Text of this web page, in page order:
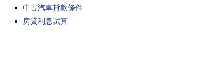
中古汽車貸款條件
房貸利息試算